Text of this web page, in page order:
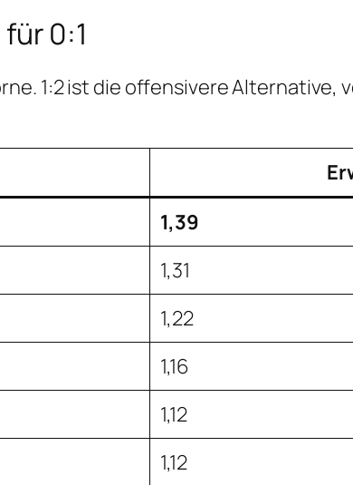
0:1
1:2 ist die offensivere
1,39
1,31
1,22
1,16
1,12
1,12